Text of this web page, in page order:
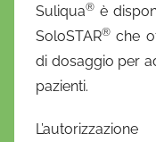
Suliqua® è
SoloSTAR® che
di dosaggio per
pazienti.